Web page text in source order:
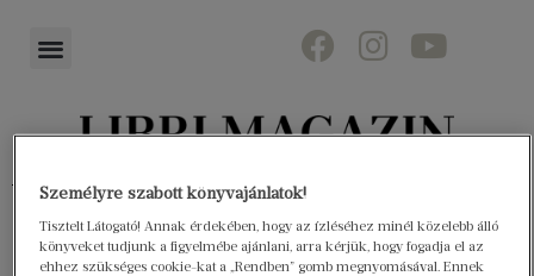
Könyvektől az olvasókig
Személyre szabott könyvajánlatok!
Tisztelt Látogató! Annak érdekében, hogy az ízléséhez minél közelebb álló
könyveket tudjunk a figyelmébe ajánlani, arra kérjük, hogy fogadja el az
ehhez szükséges cookie-kat a „Rendben” gomb megnyomásával. Ennek